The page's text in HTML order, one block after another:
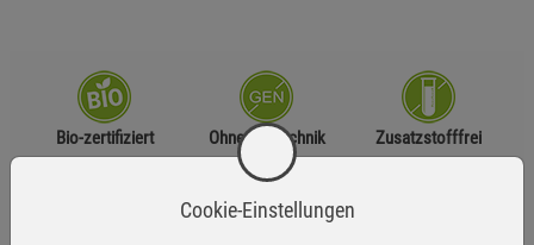
Bio-zertifiziert Ohne Gentechnik Zusatzstofffrei
Cookie-Einstellungen